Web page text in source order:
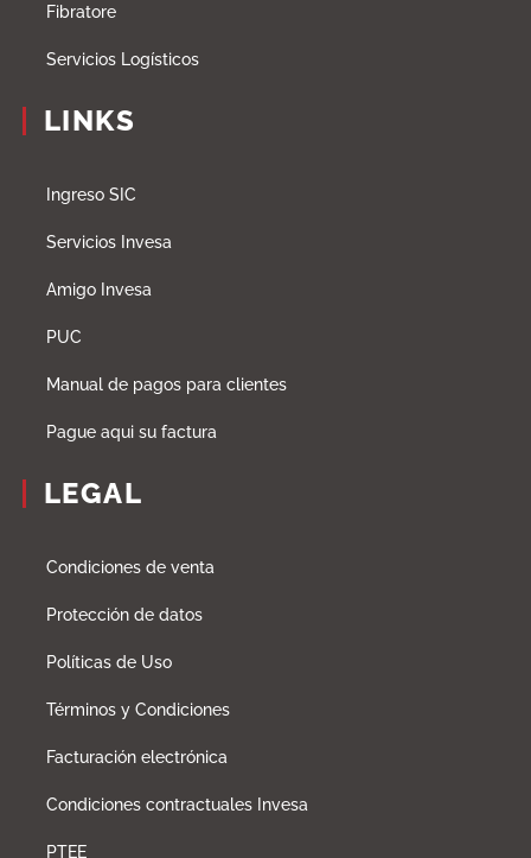
Fibratore
Servicios Logísticos
LINKS
Ingreso SIC
Servicios Invesa
Amigo Invesa
PUC
Manual de pagos para clientes
Pague aqui su factura
LEGAL
Condiciones de venta
Protección de datos
Políticas de Uso
Términos y Condiciones
Facturación electrónica
Condiciones contractuales Invesa
PTEE